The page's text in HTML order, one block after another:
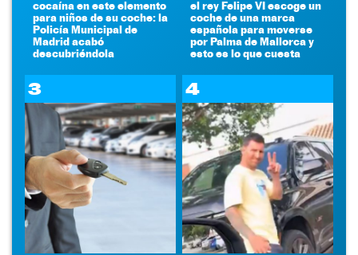
cocaína en este elemento
para niños de su coche: la
Policía Municipal de
Madrid acabó
descubriéndola
el rey Felipe VI escoge un
coche de una marca
española para moverse
por Palma de Mallorca y
esto es lo que cuesta
3 4